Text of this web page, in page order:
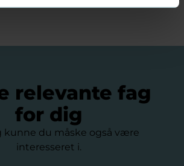
relevante fag
for dig
kunne du måske også være
interesseret i.